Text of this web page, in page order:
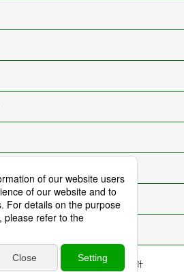
サイトマップ アクセシビリティ対応方針